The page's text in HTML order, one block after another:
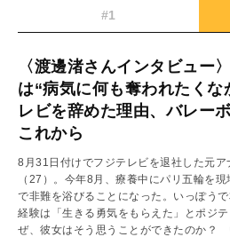
#1
〈渡邊渚さんインタビュー
は“病気に何も奪われたく
レビを辞めた理由、バレー
これから
8月31日付けでフジテレビを退社した元ア
（27）。今年8月、療養中にパリ五輪を
で非難を浴びることになった。いっぽう
経験は「生きる勇気をもらえた」とポジ
ぜ、彼女はそう思うことができたのか？